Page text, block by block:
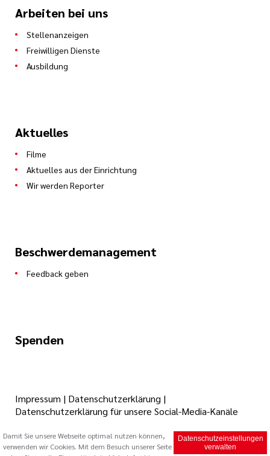
Arbeiten bei uns
Stellenanzeigen
Freiwilligen Dienste
Ausbildung
Aktuelles
Filme
Aktuelles aus der Einrichtung
Wir werden Reporter
Beschwerdemanagement
Feedback geben
Spenden
© 2026 Caritas Trägergesellschaft Saarbrücken mbH (cts)
Impressum | Datenschutzerklärung |
Datenschutzerklärung für unsere Social-Media-Kanäle
Datenschutzeinstellungen
verwalten
Damit Sie unsere Webseite optimal nutzen können,
verwenden wir Cookies. Mit dem Besuch unserer Seite